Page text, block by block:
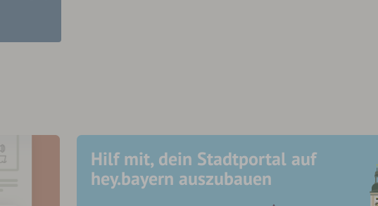
Hilf mit, dein Stadtportal auf
hey.bayern auszubauen